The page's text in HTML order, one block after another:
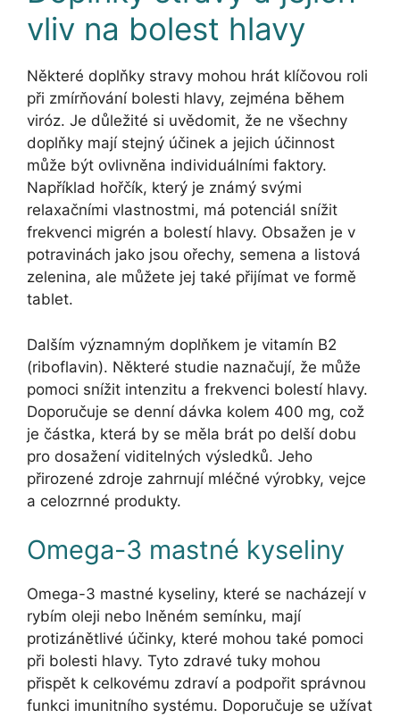
vliv na bolest hlavy
Některé doplňky stravy mohou hrát klíčovou roli
při zmírňování bolesti hlavy, zejména během
viróz. Je důležité si uvědomit, že ne všechny
doplňky mají stejný účinek a jejich účinnost
může být ovlivněna individuálními faktory.
Například hořčík, který je známý svými
relaxačními vlastnostmi, má potenciál snížit
frekvenci migrén a bolestí hlavy. Obsažen je v
potravinách jako jsou ořechy, semena a listová
zelenina, ale můžete jej také přijímat ve formě
tablet.
Dalším významným doplňkem je vitamín B2
(riboflavin). Některé studie naznačují, že může
pomoci snížit intenzitu a frekvenci bolestí hlavy.
Doporučuje se denní dávka kolem 400 mg, což
je částka, která by se měla brát po delší dobu
pro dosažení viditelných výsledků. Jeho
přirozené zdroje zahrnují mléčné výrobky, vejce
a celozrnné produkty.
Omega-3 mastné kyseliny
Omega-3 mastné kyseliny, které se nacházejí v
rybím oleji nebo lněném semínku, mají
protizánětlivé účinky, které mohou také pomoci
při bolesti hlavy. Tyto zdravé tuky mohou
přispět k celkovému zdraví a podpořit správnou
funkci imunitního systému. Doporučuje se užívat